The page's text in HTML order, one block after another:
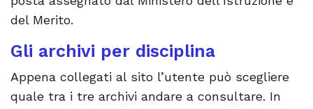
del Merito.
Gli archivi per disciplina
Appena collegati al sito l’utente può scegliere
quale tra i tre archivi andare a consultare. In